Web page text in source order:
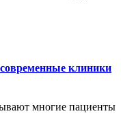
клиники
многие пациенты